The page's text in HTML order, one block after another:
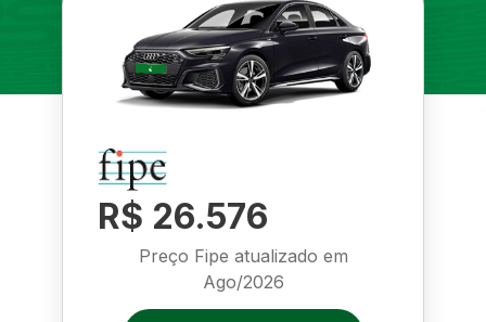
R$ 26.576
Preço Fipe atualizado em
Ago/2026